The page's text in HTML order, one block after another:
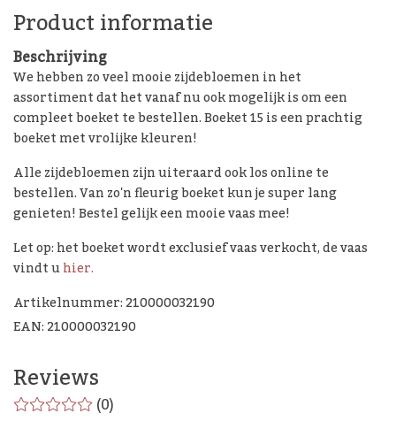
Product informatie
Beschrijving
We hebben zo veel mooie zijdebloemen in het
assortiment dat het vanaf nu ook mogelijk is om een
compleet boeket te bestellen. Boeket 15 is een prachtig
boeket met vrolijke kleuren!
Alle zijdebloemen zijn uiteraard ook los online te
bestellen. Van zo'n fleurig boeket kun je super lang
genieten! Bestel gelijk een mooie vaas mee!
Let op: het boeket wordt exclusief vaas verkocht, de vaas
vindt uhier.
Artikelnummer: 210000032190
EAN: 210000032190
Reviews
(0)